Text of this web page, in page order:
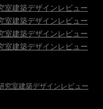
室建築デザインレビュー
室建築デザインレビュー
室建築デザインレビュー
室建築デザインレビュー
究室建築デザインレビュー